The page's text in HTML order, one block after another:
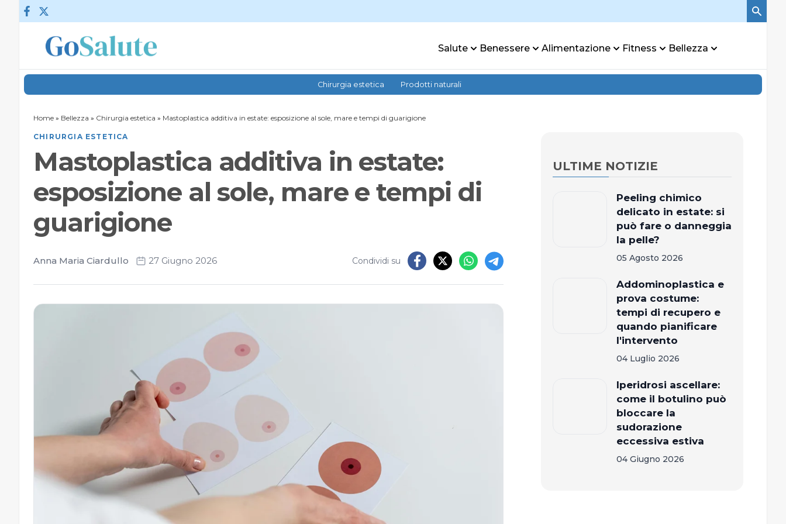
Vai al contenuto
Salute Benessere Alimentazione Fitness Bellezza
Chirurgia estetica Prodotti naturali
Home » Bellezza » Chirurgia estetica » Mastoplastica additiva in estate: esposizione al sole, mare e tempi di guarigione
CHIRURGIA ESTETICA
Mastoplastica additiva in estate:
esposizione al sole, mare e tempi di
guarigione
Anna Maria Ciardullo 27 Giugno 2026 Condividi su
ULTIME NOTIZIE
Peeling chimico
delicato in estate: si
può fare o danneggia
la pelle?
05 Agosto 2026
Addominoplastica e
prova costume:
tempi di recupero e
quando pianificare
l'intervento
04 Luglio 2026
Iperidrosi ascellare:
come il botulino può
bloccare la
sudorazione
eccessiva estiva
04 Giugno 2026